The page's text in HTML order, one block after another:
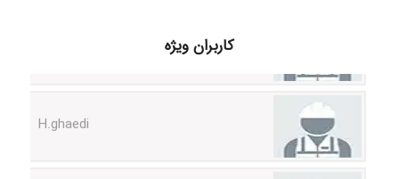
کاربران ویژه